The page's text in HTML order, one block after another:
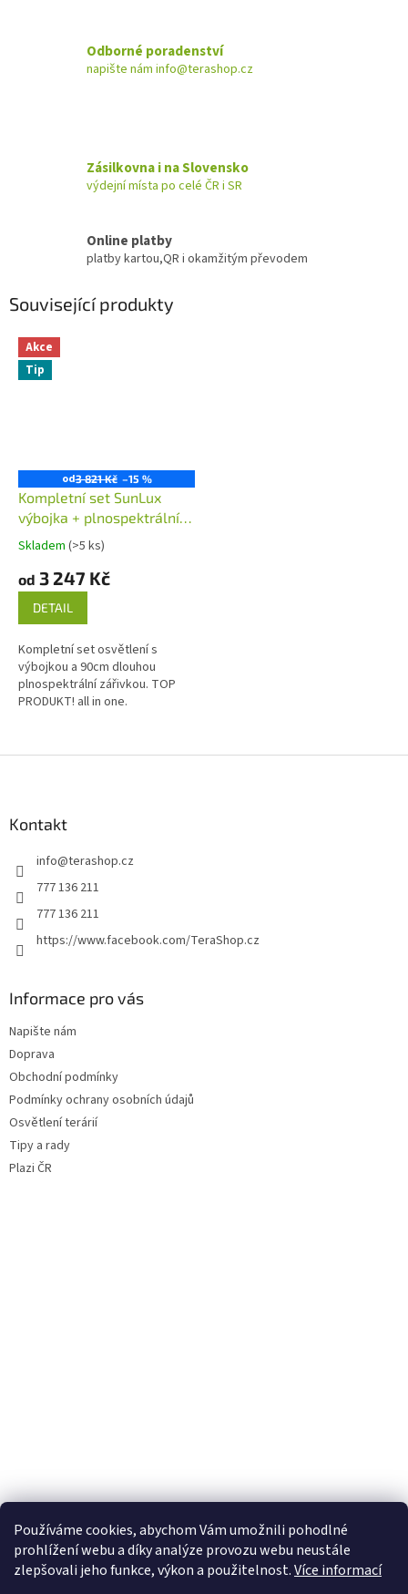
Používáme cookies, abychom Vám umožnili pohodlné
prohlížení webu a díky analýze provozu webu neustále
zlepšovali jeho funkce, výkon a použitelnost.Více informací
Odborné poradenství
napište nám info@terashop.cz
Zásilkovna i na Slovensko
výdejní místa po celé ČR i SR
Online platby
platby kartou,QR i okamžitým převodem
Související produkty
Akce
Tip
od3 821 Kč –15 %
Kompletní set SunLux
výbojka + plnospektrální
zářivka 90cm s
reflektorem
Skladem (>5 ks)
od 3 247 Kč
DETAIL
Kompletní set osvětlení s
výbojkou a 90cm dlouhou
plnospektrální zářivkou. TOP
PRODUKT! all in one.
Kontakt
info@terashop.cz
777 136 211
777 136 211
https://www.facebook.com/TeraShop.cz
Informace pro vás
Napište nám
Doprava
Obchodní podmínky
Podmínky ochrany osobních údajů
Osvětlení terárií
Tipy a rady
Plazi ČR